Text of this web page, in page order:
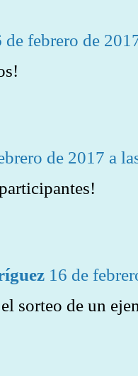
de febrero de
de 2017 a
16 de
sorteo de un